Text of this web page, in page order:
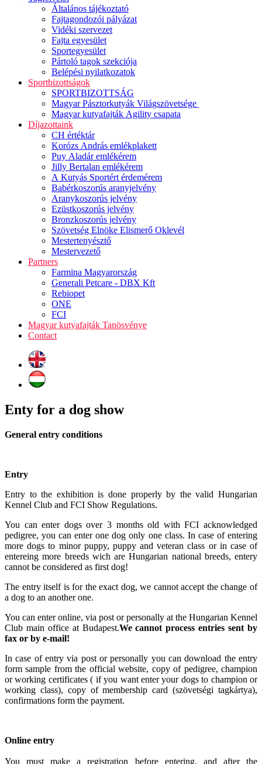
Általános tájékoztató
Fajtagondozói pályázat
Vidéki szervezet
Fajta egyesület
Sportegyesület
Pártoló tagok szekciója
Belépési nyilatkozatok
Sportbizottságok
SPORTBIZOTTSÁG
Magyar Pásztorkutyák Világszövetsége
Magyar kutyafajták Agility csapata
Díjazottaink
CH értéktár
Korózs András emlékplakett
Puy Aladár emlékérem
Jilly Bertalan emlékérem
A Kutyás Sportért érdemérem
Babérkoszorús aranyjelvény
Aranykoszorús jelvény
Ezüstkoszorús jelvény
Bronzkoszorús jelvény
Szövetség Elnöke Elismerő Oklevél
Mestertenyésztő
Mestervezető
Partners
Farmina Magyarország
Generali Petcare - DBX Kft
Rebiopet
ONE
FCI
Magyar kutyafajták Tanösvénye
Contact
Enty for a dog show
General entry conditions
Entry
Entry to the exhibition is done properly by the valid Hungarian
Kennel Club and FCI Show Regulations.
You can enter dogs over 3 months old with FCI acknowledged
pedigree, you can enter one dog only one class. In case of entering
more dogs to minor puppy, puppy and veteran class or in case of
entereing more breeds wich are Hungarian national breeds, entery
cannot be considered as first dog!
The entry itself is for the exact dog, we cannot accept the change of
a dog to an another one.
You can enter online, via post or personally at the Hungarian Kennel
Club main office at Budapest.We cannot process entries sent by
fax or by e-mail!
In case of entry via post or personally you can download the entry
form sample from the official website, copy of pedigree, champion
or working certificates ( if you want enter your dogs to champion or
working class), copy of membership card (szövetségi tagkártya),
confirmations form the payment.
Online entry
You must make a registration before entering, and after the